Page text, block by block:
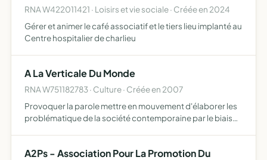
RNA W422011421 · Loisirs et vie sociale · Créée en 2024
Gérer et animer le café associatif et le tiers lieu implanté au
Centre hospitalier de charlieu
A La Verticale Du Monde
RNA W751182783 · Culture · Créée en 2007
Provoquer la parole mettre en mouvement d'élaborer les
problématique de la société contemporaine par le biais
A2Ps - Association Pour La Promotion Du